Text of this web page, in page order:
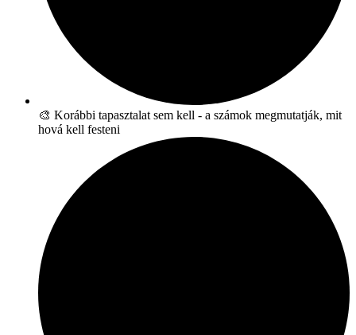
🎨 Korábbi tapasztalat sem kell - a számok megmutatják, mit
hová kell festeni